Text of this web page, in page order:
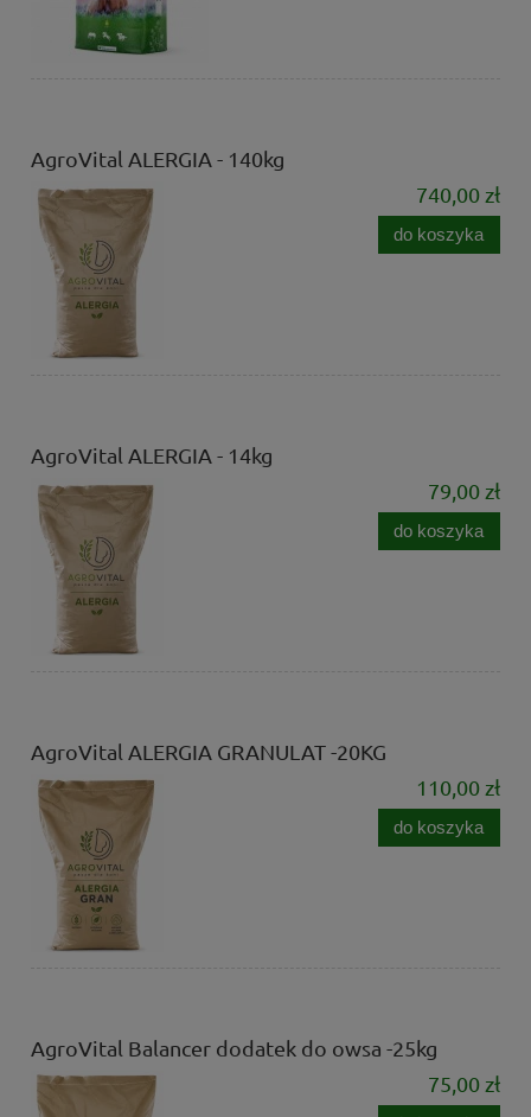
AgroVital ALERGIA - 140kg
740,00 zł
do koszyka
AgroVital ALERGIA - 14kg
79,00 zł
do koszyka
AgroVital ALERGIA GRANULAT -20KG
110,00 zł
do koszyka
AgroVital Balancer dodatek do owsa -25kg
75,00 zł